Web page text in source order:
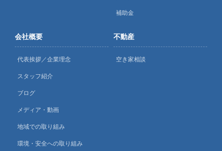
補助金
会社概要
代表挨拶／企業理念
スタッフ紹介
ブログ
メディア・動画
地域での取り組み
環境・安全への取り組み
不動産
空き家相談